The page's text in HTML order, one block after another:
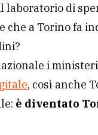
laboratorio di
che a Torino fa
i
, così anche
è diventato